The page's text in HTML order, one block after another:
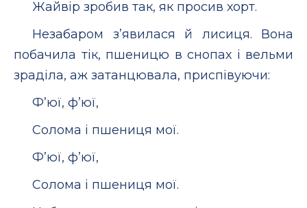
Жайвір зробив так, як просив хорт.
Незабаром з’явилася й лисиця. Вона
побачила тік, пшеницю в снопах і вельми
зраділа, аж затанцювала, приспівуючи:
Ф’юї, ф’юї,
Солома і пшениця мої.
Ф’юї, ф’юї,
Солома і пшениця мої.